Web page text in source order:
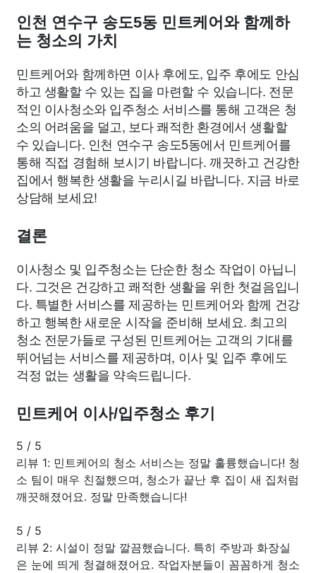
인천 연수구 송도5동 민트케어와 함께하
는 청소의 가치
민트케어와 함께하면 이사 후에도, 입주 후에도 안심
하고 생활할 수 있는 집을 마련할 수 있습니다. 전문
적인 이사청소와 입주청소 서비스를 통해 고객은 청
소의 어려움을 덜고, 보다 쾌적한 환경에서 생활할
수 있습니다. 인천 연수구 송도5동에서 민트케어를
통해 직접 경험해 보시기 바랍니다. 깨끗하고 건강한
집에서 행복한 생활을 누리시길 바랍니다. 지금 바로
상담해 보세요!
결론
이사청소 및 입주청소는 단순한 청소 작업이 아닙니
다. 그것은 건강하고 쾌적한 생활을 위한 첫걸음입니
다. 특별한 서비스를 제공하는 민트케어와 함께 건강
하고 행복한 새로운 시작을 준비해 보세요. 최고의
청소 전문가들로 구성된 민트케어는 고객의 기대를
뛰어넘는 서비스를 제공하며, 이사 및 입주 후에도
걱정 없는 생활을 약속드립니다.
민트케어 이사/입주청소 후기
5 / 5
리뷰 1: 민트케어의 청소 서비스는 정말 훌륭했습니다! 청
소 팀이 매우 친절했으며, 청소가 끝난 후 집이 새 집처럼
깨끗해졌어요. 정말 만족했습니다!
5 / 5
리뷰 2: 시설이 정말 깔끔했습니다. 특히 주방과 화장실
은 눈에 띄게 청결해졌어요. 작업자분들이 꼼꼼하게 청소